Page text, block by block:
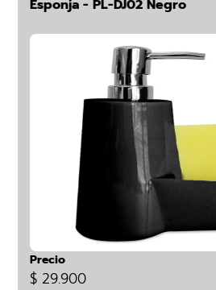
Esponja - PL-DJ02 Negro
Precio
$ 29.900